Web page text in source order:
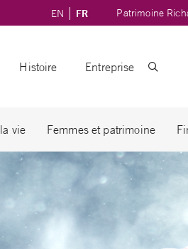
EN FR Patrimoine
Histoire Entreprise
vie Femmes et patrimoine